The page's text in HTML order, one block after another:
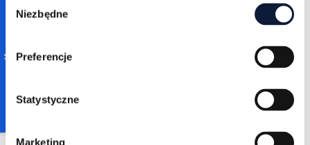
Selection
Niezbędne
Preferencje
Statystyczne
Marketing